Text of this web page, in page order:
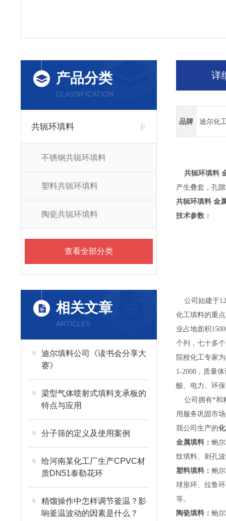
产品分类
CLASSIFICATION
共轭环填料
不锈钢共轭环填料
塑料共轭环填料
陶瓷共轭环填料
查看全部分类
相关文章
ARTICLES
迪尔填料公司《读书会分享大
赛》
梁型气体喷射式填料支承板的
特点与应用
分子筛的定义及使用案例
给河南某化工厂生产CPVC材
质DN51泰勒花环
精馏操作中怎样调节釜温？影
响釜温波动的因素是什么？
详
品牌 迪尔化
共轭环填料
产生叠套，孔
共轭环填料 金
技术参数：
公司始建于12
化工填料的重
业占地面积
个列，七十多
院校化工专家
1-2008，质量
酸、电力、环
公司拥有*和
用服务巩固市
我公司生产的
金属填料：鲍
纹填料、刺孔
塑料填料：鲍
球形环、拉鲁
等。
陶瓷填料：鲍